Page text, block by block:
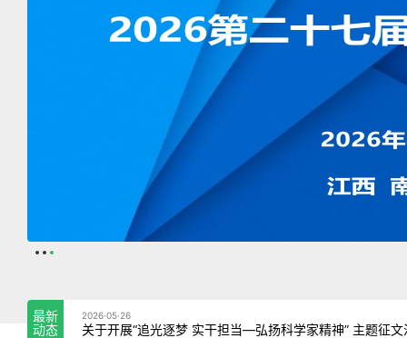
最新
动态
2026·05·26
关于开展“追光逐梦 实干担当—弘扬科学家精神” 主题征